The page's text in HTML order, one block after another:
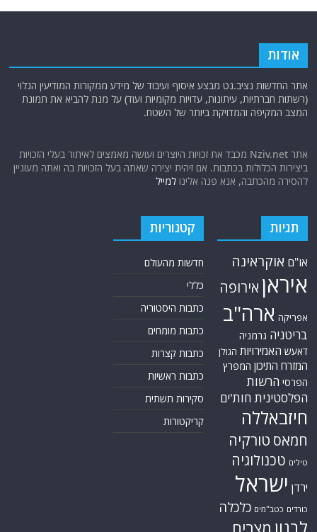
אודות
אתר החדשות נציב.נט מבצע איסוף ועיבוד של מידע ממקורות המודיעין הגלוי
(רשתות חברתיות, עיתונות, עדויות מקומיות ועוד) על מנת להביא את תמונת
המצב המקיפה והמדויקת ביותר של השטח.
אתר Nziv.net מכבד את זכויות היוצרים ועושה מאמצים לאיתור בעלי הזכויות
ביצירות הכלולות בכתבות. אם זיהית יצירה שאתה בעל הזכויות בה ואתה מעוניין
להסירה מהכתבה, אנא פנה אלינולמייל
תגיות
או"ם אוקראינה
איראן אירופה
אפריקה ארה"ב
בריטניה גרמניה
דאעש האמירויות הגולן
המזרח התיכון המפרץ
הפרסי הרשות
הפלסטינית חות'ים
חיזבאללה
חמאס טורקיה
טילים טכנולוגיה
ירדן ישראל
כורדים כטב"מים כלכלה
קטגוריות
חדשות מהעולם
כללי
כתבות היסטוריה
כתבות מומחים
כתבות קצרות
כתבות ראשיות
סקירות תשתית
קריקטורות